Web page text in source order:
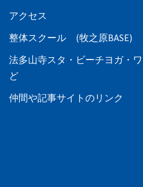
アクセス
整体スクール (牧之原BASE)
法多山寺スタ・ビーチヨガ・
ど
仲間や記事サイトのリンク